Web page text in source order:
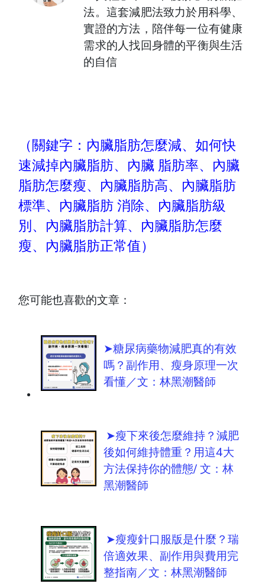
法。這套減肥法致力於用科學、
實證的方法，陪伴每一位有健康
需求的人找回身體的平衡與生活
的自信
（關鍵字：內臟脂肪怎麼減、如何快
速減掉內臟脂肪、內臟 脂肪率、內臟
脂肪怎麼瘦、內臟脂肪高、內臟脂肪
標準、內臟脂肪 消除、內臟脂肪級
別、內臟脂肪計算、內臟脂肪怎麼
瘦、內臟脂肪正常值）
您可能也喜歡的文章：
➤糖尿病藥物減肥真的有效
嗎？副作用、瘦身原理一次
看懂／文：林黑潮醫師
➤瘦下來後怎麼維持？減肥
後如何維持體重？用這4大
方法保持你的體態/ 文：林
黑潮醫師
➤瘦瘦針口服版是什麼？瑞
倍適效果、副作用與費用完
整指南／文：林黑潮醫師